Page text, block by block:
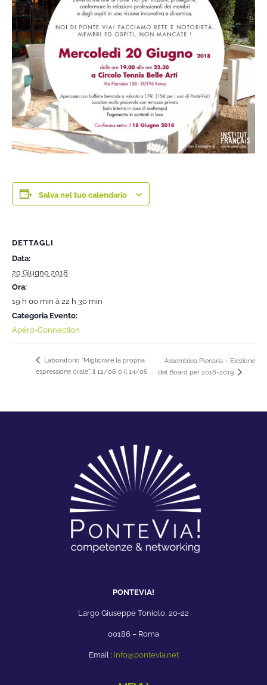
Salva nel tuo calendario
DETTAGLI
Data:
20 Giugno 2018
Ora:
19 h 00 min à 22 h 30 min
Categoria Evento:
Apéro-Connection
Laboratorio “Migliorare la propria
espressione orale”, il 12/06 o il 14/06
Assemblea Plenaria – Elezione
del Board per 2018-2019
PONTEVIA!
Largo Giuseppe Toniolo, 20-22
00186 – Roma
Email : info@pontevia.net